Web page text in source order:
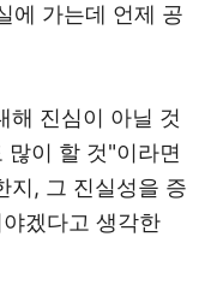
에 가는데 언제 공
해 진심이 아닐 것
많이 할 것"이라면
지, 그 진실성을 증
겠다고 생각한